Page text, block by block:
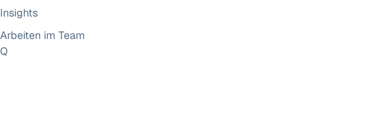
Insights
Arbeiten im Team
Q